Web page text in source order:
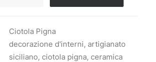
Ciotola Pigna
decorazione d'interni, artigianato
siciliano, ciotola pigna, ceramica